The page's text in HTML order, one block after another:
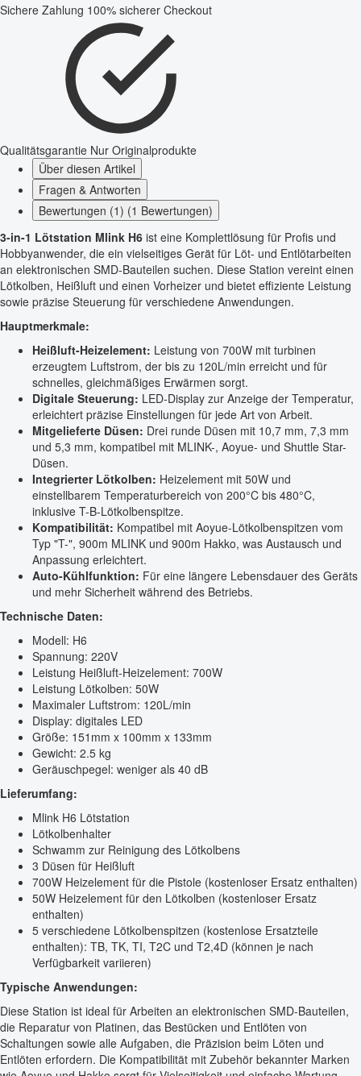
Sichere Zahlung 100% sicherer Checkout
Qualitätsgarantie Nur Originalprodukte
Über diesen Artikel
Fragen & Antworten
Bewertungen (1) (1 Bewertungen)
3-in-1 Lötstation Mlink H6 ist eine Komplettlösung für Profis und
Hobbyanwender, die ein vielseitiges Gerät für Löt- und Entlötarbeiten
an elektronischen SMD-Bauteilen suchen. Diese Station vereint einen
Lötkolben, Heißluft und einen Vorheizer und bietet effiziente Leistung
sowie präzise Steuerung für verschiedene Anwendungen.
Hauptmerkmale:
Heißluft-Heizelement: Leistung von 700W mit turbinen
erzeugtem Luftstrom, der bis zu 120L/min erreicht und für
schnelles, gleichmäßiges Erwärmen sorgt.
Digitale Steuerung: LED-Display zur Anzeige der Temperatur,
erleichtert präzise Einstellungen für jede Art von Arbeit.
Mitgelieferte Düsen: Drei runde Düsen mit 10,7 mm, 7,3 mm
und 5,3 mm, kompatibel mit MLINK-, Aoyue- und Shuttle Star-
Düsen.
Integrierter Lötkolben: Heizelement mit 50W und
einstellbarem Temperaturbereich von 200°C bis 480°C,
inklusive T-B-Lötkolbenspitze.
Kompatibilität: Kompatibel mit Aoyue-Lötkolbenspitzen vom
Typ "T-", 900m MLINK und 900m Hakko, was Austausch und
Anpassung erleichtert.
Auto-Kühlfunktion: Für eine längere Lebensdauer des Geräts
und mehr Sicherheit während des Betriebs.
Technische Daten:
Modell: H6
Spannung: 220V
Leistung Heißluft-Heizelement: 700W
Leistung Lötkolben: 50W
Maximaler Luftstrom: 120L/min
Display: digitales LED
Größe: 151mm x 100mm x 133mm
Gewicht: 2.5 kg
Geräuschpegel: weniger als 40 dB
Lieferumfang:
Mlink H6 Lötstation
Lötkolbenhalter
Schwamm zur Reinigung des Lötkolbens
3 Düsen für Heißluft
700W Heizelement für die Pistole (kostenloser Ersatz enthalten)
50W Heizelement für den Lötkolben (kostenloser Ersatz
enthalten)
5 verschiedene Lötkolbenspitzen (kostenlose Ersatzteile
enthalten): TB, TK, TI, T2C und T2,4D (können je nach
Verfügbarkeit variieren)
Typische Anwendungen:
Diese Station ist ideal für Arbeiten an elektronischen SMD-Bauteilen,
die Reparatur von Platinen, das Bestücken und Entlöten von
Schaltungen sowie alle Aufgaben, die Präzision beim Löten und
Entlöten erfordern. Die Kompatibilität mit Zubehör bekannter Marken